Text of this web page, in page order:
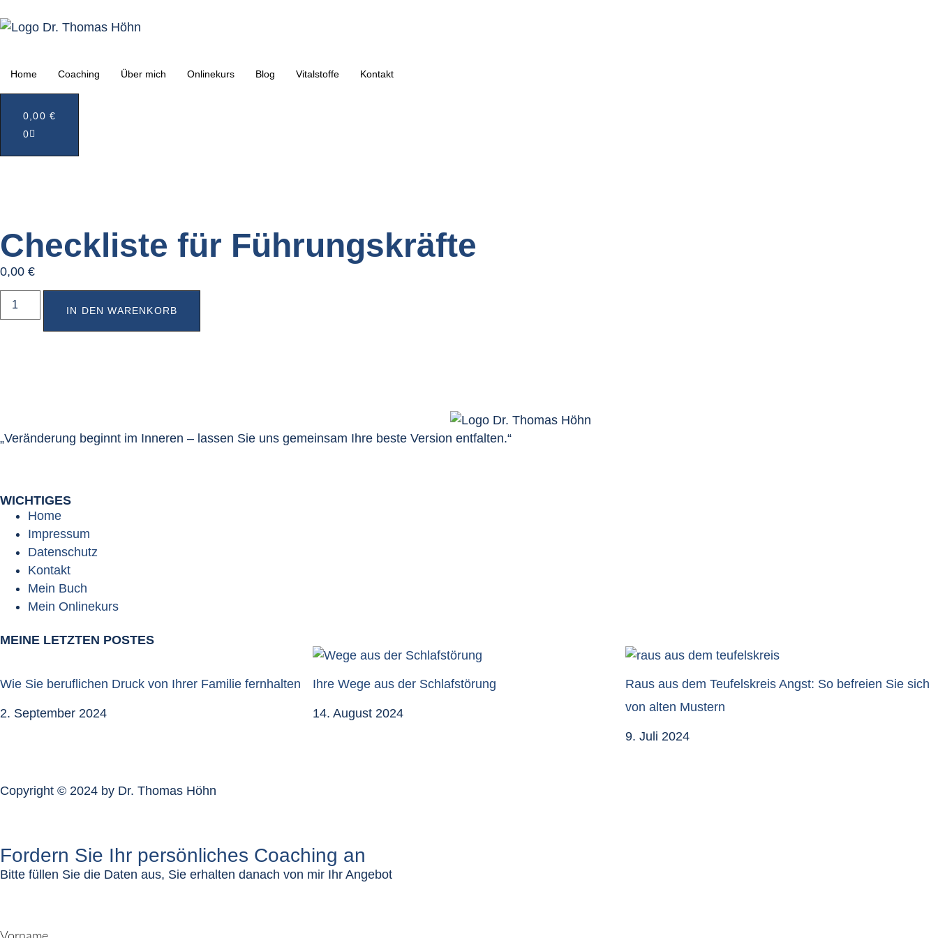
Home Coaching Über mich Onlinekurs Blog Vitalstoffe Kontakt
0,00 €
0
Checkliste für Führungskräfte
0,00 €
IN DEN WARENKORB
„Veränderung beginnt im Inneren – lassen Sie uns gemeinsam Ihre beste Version entfalten.“
WICHTIGES
Home
Impressum
Datenschutz
Kontakt
Mein Buch
Mein Onlinekurs
MEINE LETZTEN POSTES
Wie Sie beruflichen Druck von Ihrer Familie fernhalten
2. September 2024
Ihre Wege aus der Schlafstörung
14. August 2024
Raus aus dem Teufelskreis Angst: So befreien Sie sich
von alten Mustern
9. Juli 2024
Copyright © 2024 by Dr. Thomas Höhn
Fordern Sie Ihr persönliches Coaching an
Bitte füllen Sie die Daten aus, Sie erhalten danach von mir Ihr Angebot